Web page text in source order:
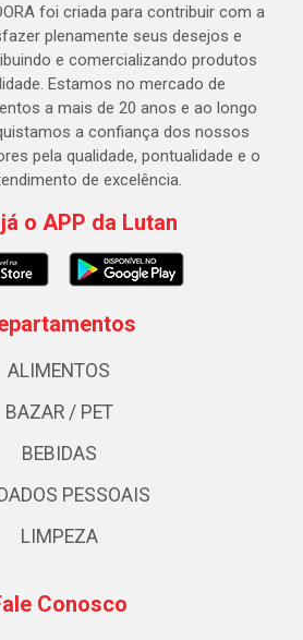
foi criada para contribuir com a
plenamente seus desejos e
e comercializando produtos
Estamos no mercado de
a mais de 20 anos e ao longo
a confiança dos nossos
pela qualidade, pontualidade e o
de excelência.
o APP da Lutan
ALIMENTOS
BAZAR / PET
BEBIDAS
PESSOAIS
LIMPEZA
Conosco